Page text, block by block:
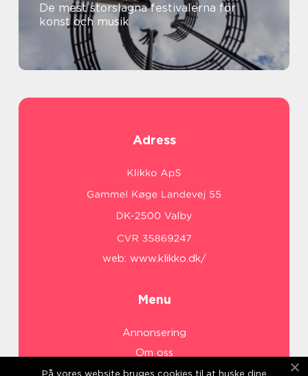
De mest storslagna festivalerna för
konst och musik
Adress
web: www.klikko.dk/
Menu
Annonsering
Om oss
Cookies
På vores website bruges cookies til at huske dine